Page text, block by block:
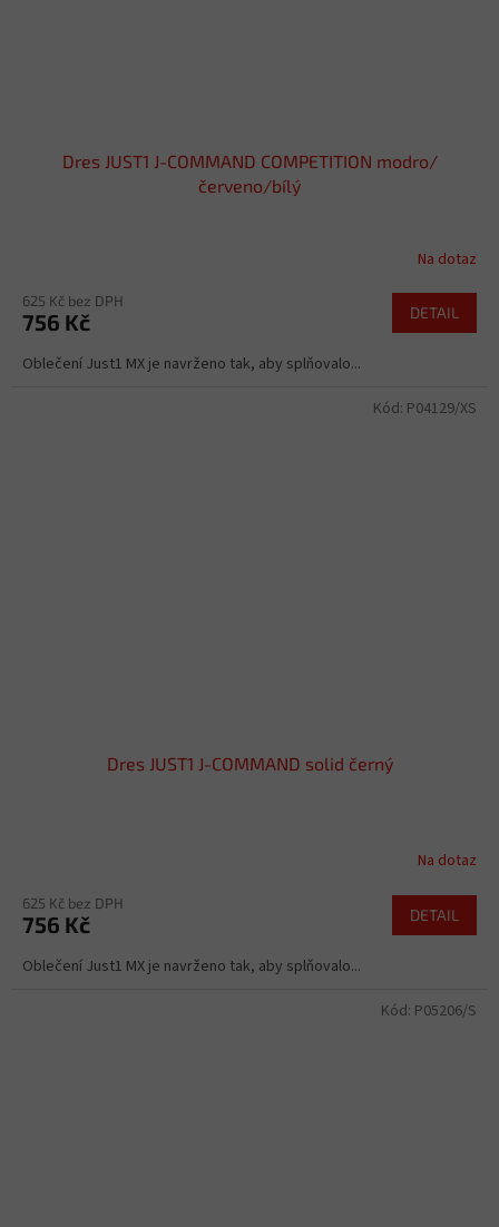
Dres JUST1 J-COMMAND COMPETITION modro/
červeno/bílý
Na dotaz
625 Kč bez DPH
756 Kč DETAIL
Oblečení Just1 MX je navrženo tak, aby splňovalo...
Dres JUST1 J-COMMAND solid černý
Na dotaz
625 Kč bez DPH
756 Kč DETAIL
Oblečení Just1 MX je navrženo tak, aby splňovalo...
Kód: P04129/XS
Kód: P05206/S